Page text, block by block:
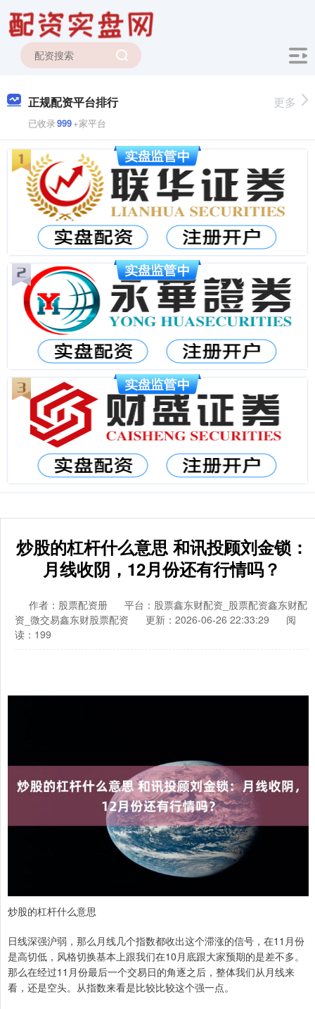
正规配资平台排行
已收录999+家平台
更多
炒股的杠杆什么意思 和讯投顾刘金锁：
月线收阴，12月份还有行情吗？
作者：股票配资册
平台：股票鑫东财配资_股票配资鑫东财配
资_微交易鑫东财股票配资
更新：2026-06-26 22:33:29
阅
读：199
炒股的杠杆什么意思
日线深强沪弱，那么月线几个指数都收出这个滞涨的信号，在11月份
是高切低，风格切换基本上跟我们在10月底跟大家预期的是差不多。
那么在经过11月份最后一个交易日的角逐之后，整体我们从月线来
看，还是空头。从指数来看是比较比较这个强一点。